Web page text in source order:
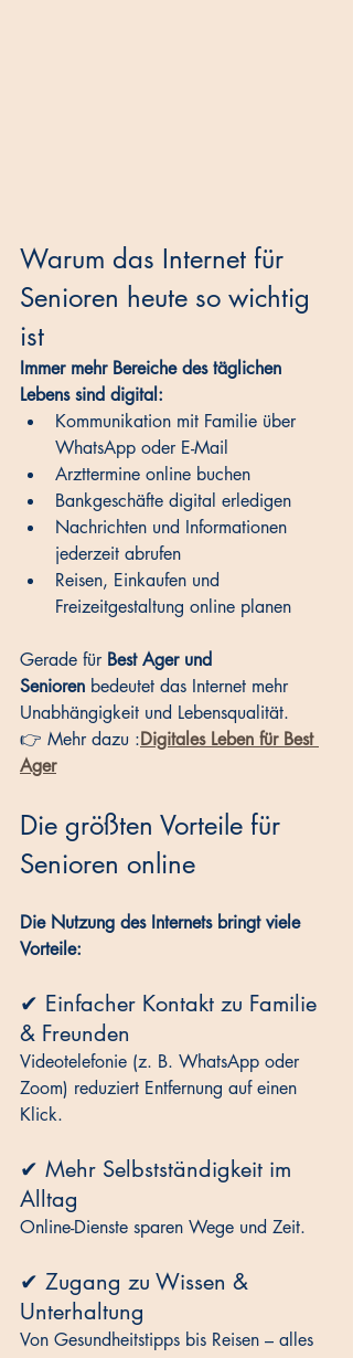
Warum das Internet für
Senioren heute so wichtig
ist
Immer mehr Bereiche des täglichen
Lebens sind digital:
Kommunikation mit Familie über
WhatsApp oder E-Mail
Arzttermine online buchen
Bankgeschäfte digital erledigen
Nachrichten und Informationen
jederzeit abrufen
Reisen, Einkaufen und
Freizeitgestaltung online planen
Gerade für Best Ager und
Senioren bedeutet das Internet mehr
Unabhängigkeit und Lebensqualität.
👉 Mehr dazu :Digitales Leben für Best
Ager
Die größten Vorteile für
Senioren online
Die Nutzung des Internets bringt viele
Vorteile:
✔ Einfacher Kontakt zu Familie
& Freunden
Videotelefonie (z. B. WhatsApp oder
Zoom) reduziert Entfernung auf einen
Klick.
✔ Mehr Selbstständigkeit im
Alltag
Online-Dienste sparen Wege und Zeit.
✔ Zugang zu Wissen &
Unterhaltung
Von Gesundheitstipps bis Reisen – alles